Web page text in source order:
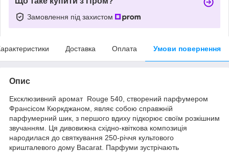
Замовлення під захистом
Доставка Оплата Умови повернення
Опис
Ексклюзивний аромат Rouge 540, створений парфумером
Франсісом Кюркджаном, являє собою справжній
парфумерний шик, з першого вдиху підкорює своїм розкішним
звучанням. Ця дивовижна східно-квіткова композиція
народилася до святкування 250-річчя культового
кришталевого дому Bacarat. Парфуми зустрічають